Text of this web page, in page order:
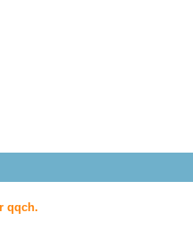
qqch.